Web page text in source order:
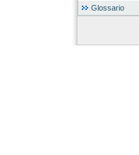
Glossario